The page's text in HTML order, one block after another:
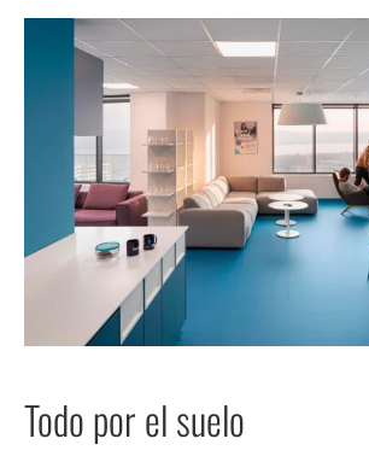
Todo por el suelo